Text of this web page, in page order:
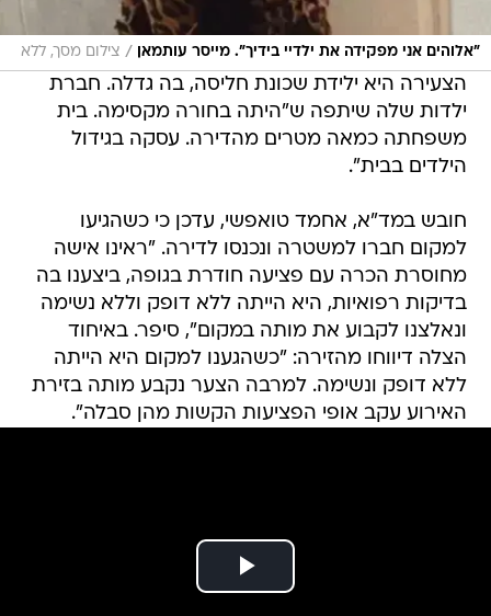
הצעירה היא ילידת שכונת חליסה, בה גדלה. חברת
ילדות שלה שיתפה ש"היתה בחורה מקסימה. בית
משפחתה כמאה מטרים מהדירה. עסקה בגידול
הילדים בבית".
חובש במד"א, אחמד טואפשי, עדכן כי כשהגיעו
מחוסרת הכרה עם פציעה חודרת בגופה, ביצענו בה
בדיקות רפואיות, היא הייתה ללא דופק וללא נשימה
ונאלצנו לקבוע את מותה במקום", סיפר. באיחוד
הצלה דיווחו מהזירה: "כשהגענו למקום היא הייתה
ללא דופק ונשימה. למרבה הצער נקבע מותה בזירת
האירוע עקב אופי הפציעות הקשות מהן סבלה".